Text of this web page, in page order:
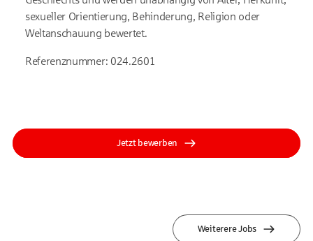
sexueller Orientierung, Behinderung, Religion oder
Weltanschauung bewertet.
Referenznummer: 024.2601
Jetzt bewerben
Weiterere Jobs